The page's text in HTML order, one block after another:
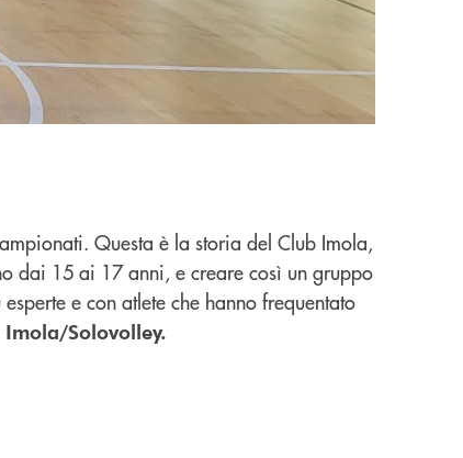
Questa è la storia del Club Imola,
dai 15 ai 17 anni, e creare così un gruppo
e con atlete che hanno frequentato
Solovolley.